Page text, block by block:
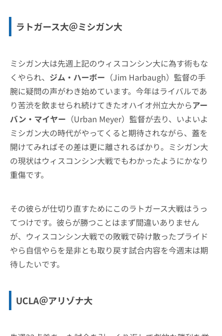
ラトガース大＠ミシガン大
ミシガン大は先週上記のウィスコンシン大に為す術もな
くやられ、 ジム・ハーボー （Jim Harbaugh）監督の手
腕に疑問の声がわき始めています。今年はライバルであ
り苦渋を飲ませられ続けてきたオハイオ州立大からアー
バン・マイヤー （Urban Meyer）監督が去り、いよいよ
ミシガン大の時代がやってくると期待されながら、蓋を
開けてみればその差は更に離されるばかり。ミシガン大
の現状はウィスコンシン大戦でもわかったようにかなり
重傷です。
その彼らが仕切り直すためにこのラトガース大戦はうっ
てつけです。彼らが勝つことはまず間違いありません
が、ウィスコンシン大戦での敗戦で砕け散ったプライド
やら自信やらを是非とも取り戻す試合内容を今週末は期
待したいです。
UCLA＠アリゾナ大